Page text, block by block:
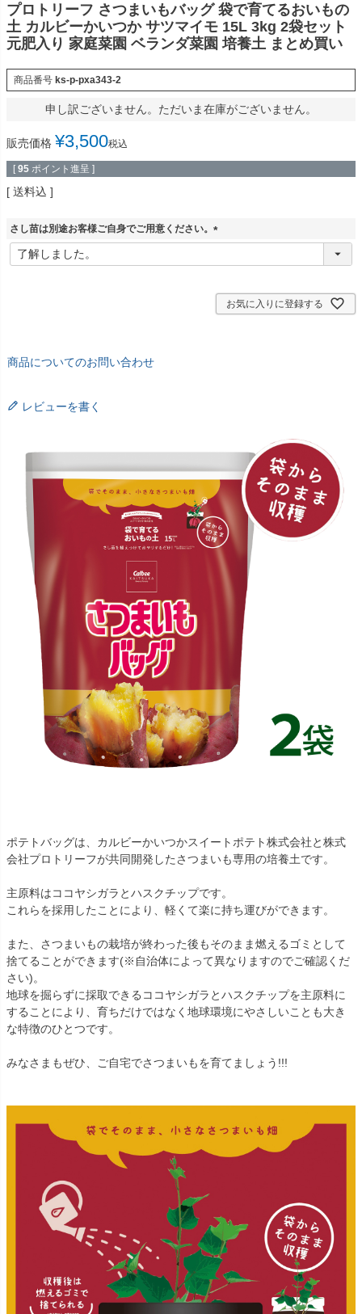
プロトリーフ さつまいもバッグ 袋で育てるおいもの
土 カルビーかいつか サツマイモ 15L 3kg 2袋セット
元肥入り 家庭菜園 ベランダ菜園 培養土 まとめ買い
商品番号 ks-p-pxa343-2
申し訳ございません。ただいま在庫がございません。
販売価格 ¥3,500税込
[ 95 ポイント進呈 ]
送料込
さし苗は別途お客様ご自身でご用意ください。
(
お気に入りに登録する
商品についてのお問い合わせ
レビューを書く
ポテトバッグは、カルビーかいつかスイートポテト株式会社と株式
会社プロトリーフが共同開発したさつまいも専用の培養土です。
主原料はココヤシガラとハスクチップです。
これらを採用したことにより、軽くて楽に持ち運びができます。
また、さつまいもの栽培が終わった後もそのまま燃えるゴミとして
捨てることができます(※自治体によって異なりますのでご確認くだ
さい)。
地球を掘らずに採取できるココヤシガラとハスクチップを主原料に
することにより、育ちだけではなく地球環境にやさしいことも大き
な特徴のひとつです。
みなさまもぜひ、ご自宅でさつまいもを育てましょう!!!